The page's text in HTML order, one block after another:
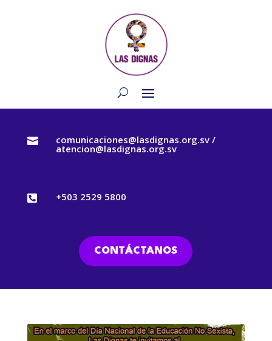
 comunicaciones@lasdignas.org.sv /
atencion@lasdignas.org.sv
 +503 2529 5800
CONTÁCTANOS